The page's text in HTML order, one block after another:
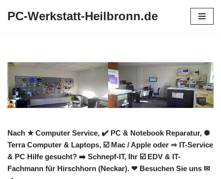
PC-Werkstatt-Heilbronn.de
Nach ★ Computer Service, ✔️ PC & Notebook Reparatur, ✺
Terra Computer & Laptops, ☑️ Mac / Apple oder ⇒ IT-Service
& PC Hilfe gesucht? ➡️ Schnepf-IT, Ihr ☑️ EDV & IT-
Fachmann für Hirschhorn (Neckar). ❤ Besuchen Sie uns ✉